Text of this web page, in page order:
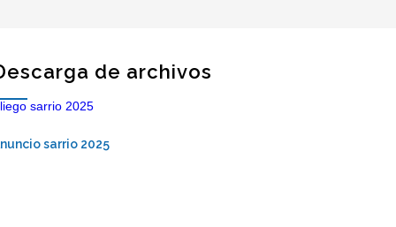
de archivos
sarrio 2025
sarrio 2025